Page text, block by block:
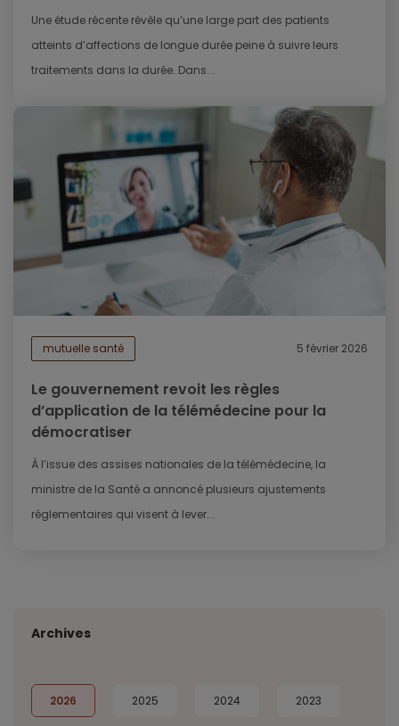
Une étude récente révèle qu’une large part des patients
atteints d’affections de longue durée peine à suivre leurs
traitements dans la durée. Dans...
mutuelle santé 5 février 2026
Le gouvernement revoit les règles
d’application de la télémédecine pour la
démocratiser
À l’issue des assises nationales de la télémédecine, la
ministre de la Santé a annoncé plusieurs ajustements
réglementaires qui visent à lever...
Archives
2026 2025 2024 2023